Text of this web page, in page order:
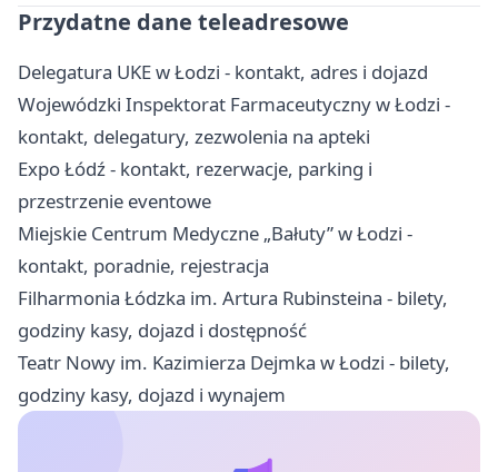
Przydatne dane teleadresowe
Delegatura UKE w Łodzi - kontakt, adres i dojazd
Wojewódzki Inspektorat Farmaceutyczny w Łodzi -
kontakt, delegatury, zezwolenia na apteki
Expo Łódź - kontakt, rezerwacje, parking i
przestrzenie eventowe
Miejskie Centrum Medyczne „Bałuty” w Łodzi -
kontakt, poradnie, rejestracja
Filharmonia Łódzka im. Artura Rubinsteina - bilety,
godziny kasy, dojazd i dostępność
Teatr Nowy im. Kazimierza Dejmka w Łodzi - bilety,
godziny kasy, dojazd i wynajem